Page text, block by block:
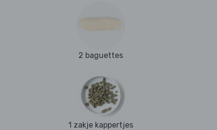
2 baguettes
1 zakje kappertjes